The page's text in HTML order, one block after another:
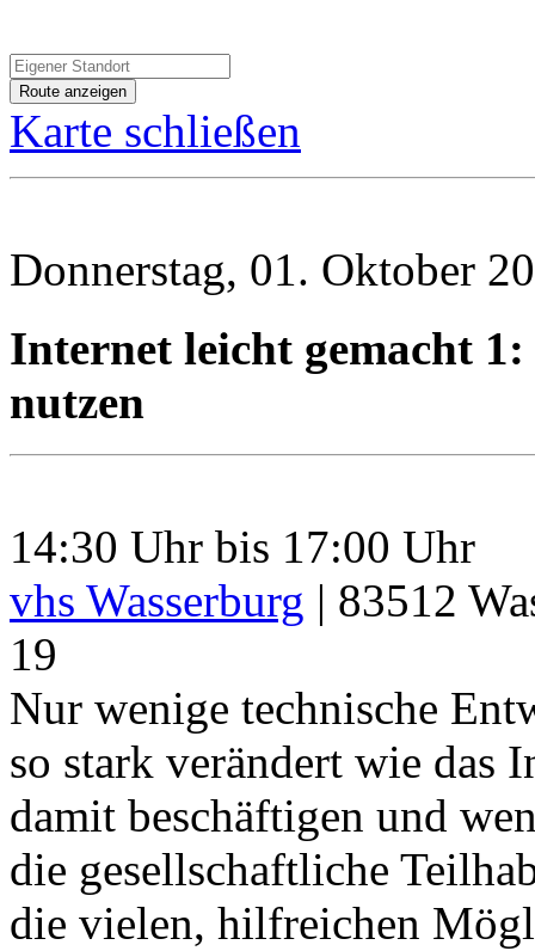
Karte schließen
Donnerstag, 01. Oktober
Internet leicht gemacht
nutzen
14:30 Uhr bis 17:00 Uhr
vhs Wasserburg | 83512
19
Nur wenige technische
so stark verändert wie das
damit beschäftigen und
die gesellschaftliche
die vielen, hilfreichen